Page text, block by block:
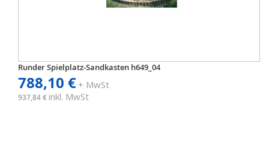
Runder Spielplatz-Sandkasten h649_04
788,10 €+ MwSt
937,84 € inkl. MwSt